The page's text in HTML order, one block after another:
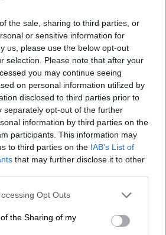
the sale, sharing to third parties, or
or sensitive information for
us, please use the below opt-out
selection. Please note that after your
you may continue seeing
on personal information utilized by
disclosed to third parties prior to
separately opt-out of the further
information by third parties on the
participants. This information may
to third parties on the IAB’s List of
that may further disclose it to other
app uses one or more Google
or usage behaviour. You may click to
to Google and its third-party tags to
Opt Outs
the Sharing of my
πλημμυρικά φαινόμενα.
σε διάφορες
εντοπίζονται
δρόμους, από
μηχανήματα της
επιχειρούν όπου
απομάκρυνση τους. Στην
δεν σημειώνονται σοβαρά
τη βροχόπτωση.